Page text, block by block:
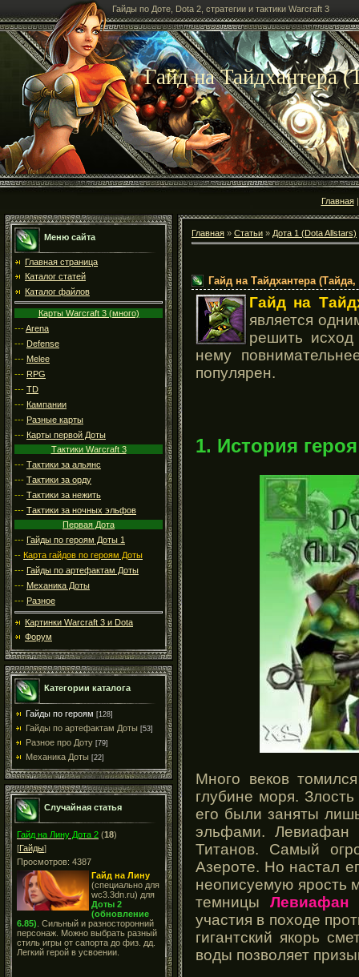
Гайды по Доте, Dota 2, стратегии и тактики Warcraft 3
Гайд на Тайдхантера
Главная
Меню сайта
Главная страница
Каталог статей
Каталог файлов
Карты Warcraft 3 (много)
---Arena
--- Defense
--- Melee
--- RPG
--- TD
--- Кампании
--- Разные карты
--- Карты первой Доты
Тактики Warcraft 3
--- Тактики за альянс
--- Тактики за орду
--- Тактики за нежить
--- Тактики за ночных эльфов
Первая Дота
--- Гайды по героям Доты 1
-- Карта гайдов по героям Доты
--- Гайды по артефактам Доты
--- Механика Доты
--- Разное
Картинки Warcraft 3 и Dota
Форум
Категории каталога
Гайды по героям [128]
Гайды по артефактам Доты [53]
Разное про Доту [79]
Механика Доты [22]
Случайная статья
Гайд на Лину Дота 2 (18)
[Гайды]
Просмотров: 4387
Гайд на Лину
(специально для
wc3.3dn.ru) для
Доты 2
(обновление
6.85) . Сильный и разносторонний
персонаж. Можно выбрать разный
стиль игры от сапорта до физ. дд.
Легкий герой в усвоении.
Главная » Статьи » Дота 1 (Dota Allstars)
Гайд на Тайдхантера
Гайд на
является
решить исход
нему
популярен.
1. История героя
Много веков
глубине моря.
его были заняты
эльфами. Левиафан
Титанов. Самый
Азероте. Но настал
неописуемую ярость
темницыЛевиафан
участия в походе
гигантский якорь
воды позволяет